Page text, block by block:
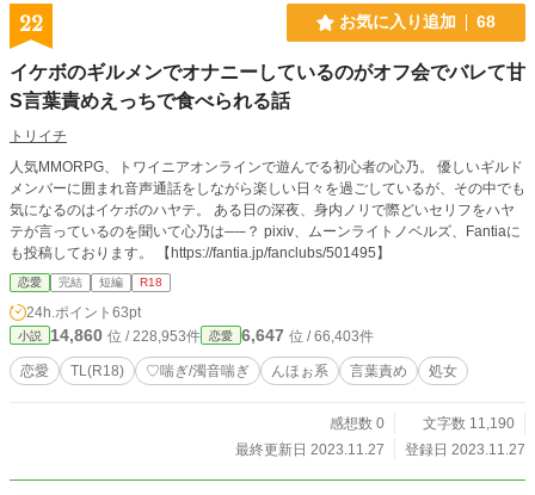
22 お気に入り追加 68
イケボのギルメンでオナニーしているのがオフ会でバレて甘
S言葉責めえっちで食べられる話
トリイチ
人気MMORPG、トワイニアオンラインで遊んでる初心者の心乃。 優しいギルド
メンバーに囲まれ音声通話をしながら楽しい日々を過ごしているが、その中でも
気になるのはイケボのハヤテ。 ある日の深夜、身内ノリで際どいセリフをハヤ
テが言っているのを聞いて心乃は──？ pixiv、ムーンライトノベルズ、Fantiaに
も投稿しております。 【https://fantia.jp/fanclubs/501495】
恋愛 完結 短編 R18
24h.ポイント 63pt
小説 14,860 位 / 228,953件 恋愛 6,647 位 / 66,403件
恋愛 TL(R18) ♡喘ぎ/濁音喘ぎ んほぉ系 言葉責め 処女
感想数 0
文字数 11,190
最終更新日 2023.11.27
登録日 2023.11.27